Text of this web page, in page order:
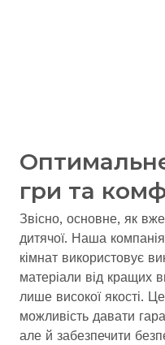
гри та
Звісно, основне, як
дитячої. Наша
кімнат використовує
матеріали від кращих
лише високої якості.
можливість давати
але й забезпечити